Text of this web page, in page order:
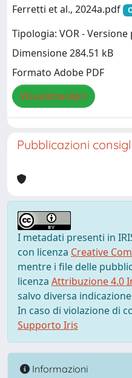
Ferretti et al., 2024a.pdf
Tipologia: VOR -
Dimensione 284.51 kB
Formato Adobe PDF
Visualizza/Apri
Pubblicazioni
I metadati presenti in
con licenza Creative
mentre i file delle
licenza Attribuzione 4.0
salvo diversa
In caso di violazione di
Supporto Iris
Informazioni